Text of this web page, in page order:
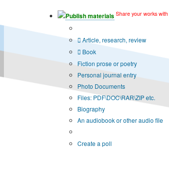
Publish materials Share your works
Article, research, review
Book
Fiction prose or poetry
Personal journal entry
Photo Documents
Files: PDF\DOC\RAR\ZIP etc.
Biography
An audiobook or other audio file
Create a poll